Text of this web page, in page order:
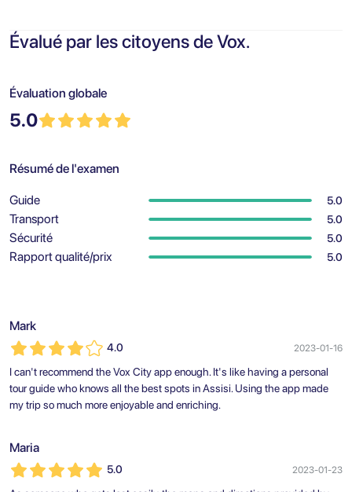
Évalué par les citoyens de Vox.
Évaluation globale
5.0
Résumé de l'examen
Guide 5.0
Transport 5.0
Sécurité 5.0
Rapport qualité/prix 5.0
Mark
4.0 2023-01-16
I can't recommend the Vox City app enough. It's like having a personal
tour guide who knows all the best spots in Assisi. Using the app made
my trip so much more enjoyable and enriching.
Maria
5.0 2023-01-23